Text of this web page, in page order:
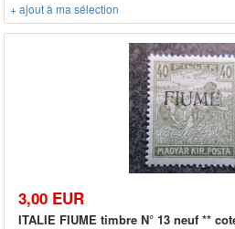
+ ajout à ma sélection
3,00 EUR
ITALIE FIUME timbre N° 13 neuf **